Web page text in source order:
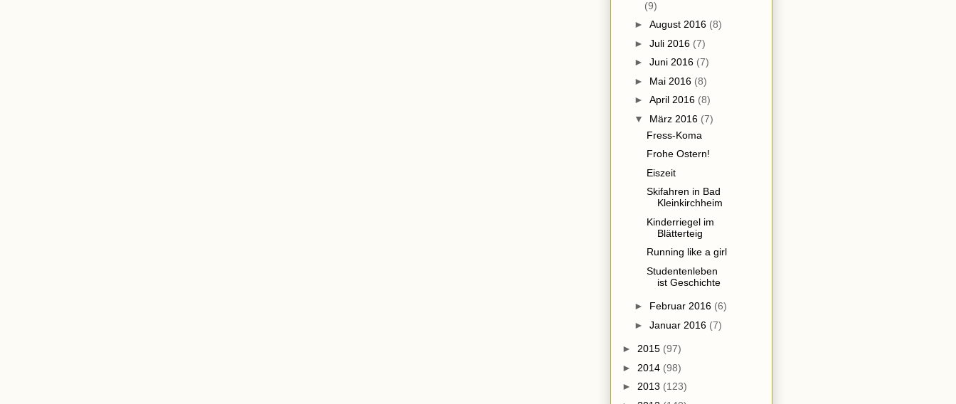
(9)
► August 2016 (8)
► Juli 2016 (7)
► Juni 2016 (7)
► Mai 2016 (8)
► April 2016 (8)
▼ März 2016 (7)
Fress-Koma
Frohe Ostern!
Eiszeit
Skifahren in Bad
Kleinkirchheim
Kinderriegel im
Blätterteig
Running like a girl
Studentenleben
ist Geschichte
► Februar 2016 (6)
► Januar 2016 (7)
► 2015 (97)
► 2014 (98)
► 2013 (123)